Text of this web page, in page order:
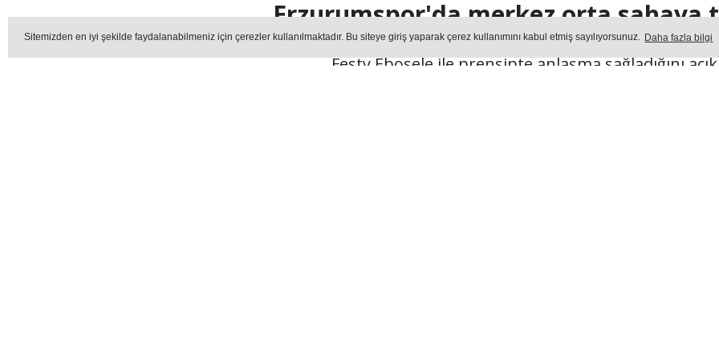
Sitemizden en iyi şekilde faydalanabilmeniz için çerezler kullanılmaktadır. Bu siteye giriş yaparak çerez kullanımını kabul etmiş sayılıyorsunuz. Daha fazla bilgi
Erzurumspor'da merkez orta sahaya
Festy Ebosele ile prensipte anlaşma sağladığını